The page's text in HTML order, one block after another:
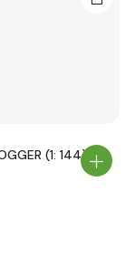
(1: 144)